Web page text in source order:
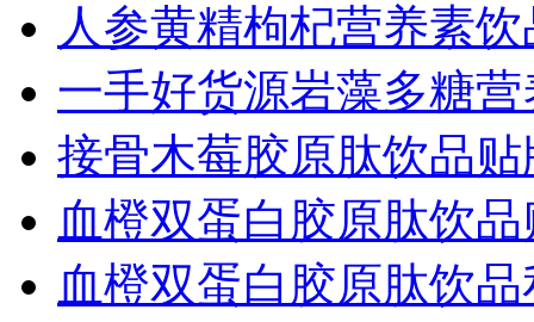
人参黄精枸杞营养素
一手好货源岩藻多糖
接骨木莓胶原肽饮品
血橙双蛋白胶原肽饮
血橙双蛋白胶原肽饮